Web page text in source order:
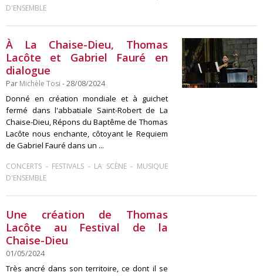
D'ENSEMBLE
À La Chaise-Dieu, Thomas
Lacôte et Gabriel Fauré en
dialogue
Par Michèle Tosi - 28/08/2024
Donné en création mondiale et à guichet
fermé dans l'abbatiale Saint-Robert de La
Chaise-Dieu, Répons du Baptême de Thomas
Lacôte nous enchante, côtoyant le Requiem
de Gabriel Fauré dans un ...
CONCERTS - FESTIVALS - LA SCÈNE- MUSIQUE
D'ENSEMBLE
Une création de Thomas
Lacôte au Festival de la
Chaise-Dieu
01/05/2024
Très ancré dans son territoire, ce dont il se